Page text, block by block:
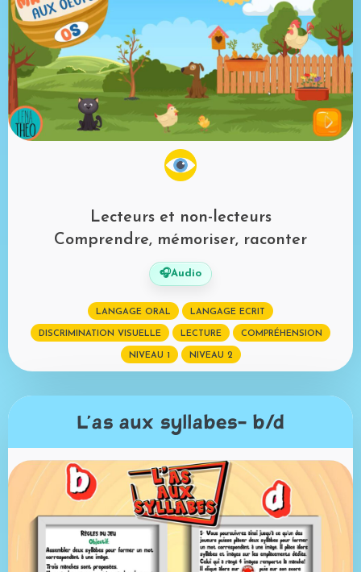
Lecteurs et non-lecteurs
Comprendre, mémoriser, raconter
🎧Audio
LANGAGE ORAL LANGAGE ECRIT
DISCRIMINATION VISUELLE LECTURE COMPRÉHENSION
NIVEAU 1 NIVEAU 2
L'as aux syllabes- b/d